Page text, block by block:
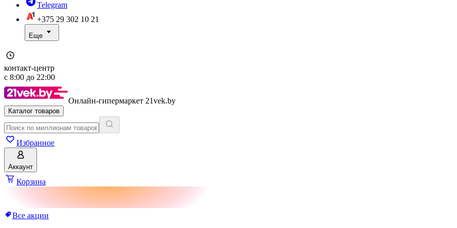
Telegram
+375 29 302 10 21
Еще
контакт-центр
с 8:00 до 22:00
Онлайн-гипермаркет 21vek.by
Каталог товаров
Избранное
Аккаунт
Корзина
Все акции